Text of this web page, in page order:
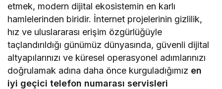
etmek, modern dijital ekosistemin en karlı
hamlelerinden biridir. İnternet projelerinin gizlilik,
hız ve uluslararası erişim özgürlüğüyle
taçlandırıldığı günümüz dünyasında, güvenli dijital
altyapılarınızı ve küresel operasyonel adımlarınızı
doğrulamak adına daha önce kurguladığımız en
iyi geçici telefon numarası servisleri